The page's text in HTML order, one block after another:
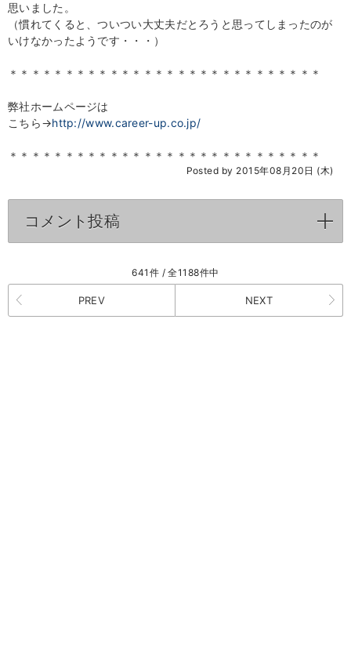
思いました。
（慣れてくると、ついつい大丈夫だとろうと思ってしまったのが
いけなかったようです・・・）
＊＊＊＊＊＊＊＊＊＊＊＊＊＊＊＊＊＊＊＊＊＊＊＊＊＊＊＊
弊社ホームページは
こちら→http://www.career-up.co.jp/
＊＊＊＊＊＊＊＊＊＊＊＊＊＊＊＊＊＊＊＊＊＊＊＊＊＊＊＊
Posted by 2015年08月20日 (木)
コメント投稿
641件 / 全1188件中
PREV NEXT